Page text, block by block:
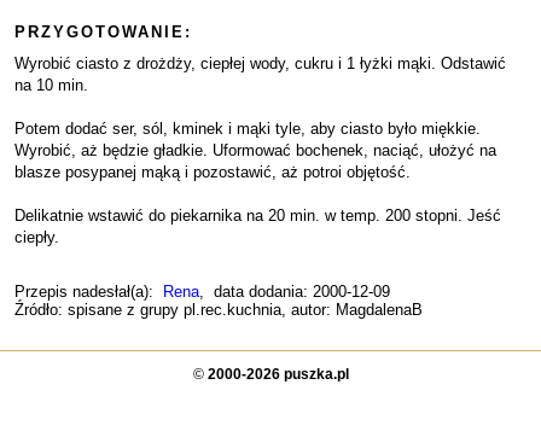
PRZYGOTOWANIE:
Wyrobić ciasto z drożdży, ciepłej wody, cukru i 1 łyżki mąki. Odstawić
na 10 min.
Potem dodać ser, sól, kminek i mąki tyle, aby ciasto było miękkie.
Wyrobić, aż będzie gładkie. Uformować bochenek, naciąć, ułożyć na
blasze posypanej mąką i pozostawić, aż potroi objętość.
Delikatnie wstawić do piekarnika na 20 min. w temp. 200 stopni. Jeść
ciepły.
Przepis nadesłał(a): Rena, data dodania: 2000-12-09
Źródło: spisane z grupy pl.rec.kuchnia, autor: MagdalenaB
© 2000-2026 puszka.pl